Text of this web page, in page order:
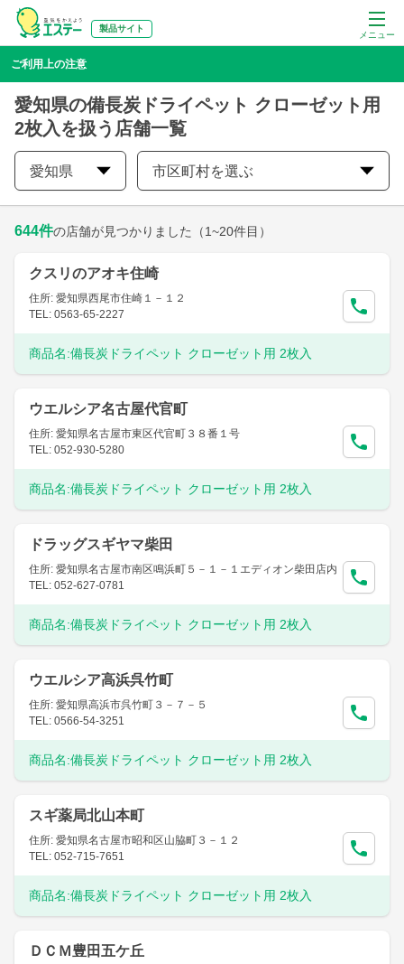
メニュー
製品サイト
ご利用上の注意
愛知県の備長炭ドライペット クローゼット用
2枚入を扱う店舗一覧
愛知県 市区町村を選ぶ
644件の店舗が見つかりました （1~20件目）
クスリのアオキ住崎
住所: 愛知県西尾市住崎１－１２
TEL: 0563-65-2227
商品名:備長炭ドライペット クローゼット用 2枚入
ウエルシア名古屋代官町
住所: 愛知県名古屋市東区代官町３８番１号
TEL: 052-930-5280
商品名:備長炭ドライペット クローゼット用 2枚入
ドラッグスギヤマ柴田
住所: 愛知県名古屋市南区鳴浜町５－１－１エディオン柴田店内
TEL: 052-627-0781
商品名:備長炭ドライペット クローゼット用 2枚入
ウエルシア高浜呉竹町
住所: 愛知県高浜市呉竹町３－７－５
TEL: 0566-54-3251
商品名:備長炭ドライペット クローゼット用 2枚入
スギ薬局北山本町
住所: 愛知県名古屋市昭和区山脇町３－１２
TEL: 052-715-7651
商品名:備長炭ドライペット クローゼット用 2枚入
ＤＣＭ豊田五ケ丘